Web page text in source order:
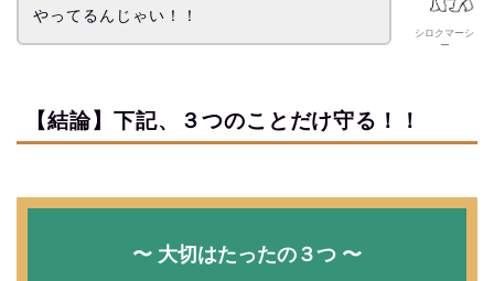
シロクマーシ
ー
やってるんじゃい！！
【結論】下記、３つのことだけ守る！！
〜 大切はたったの３つ 〜